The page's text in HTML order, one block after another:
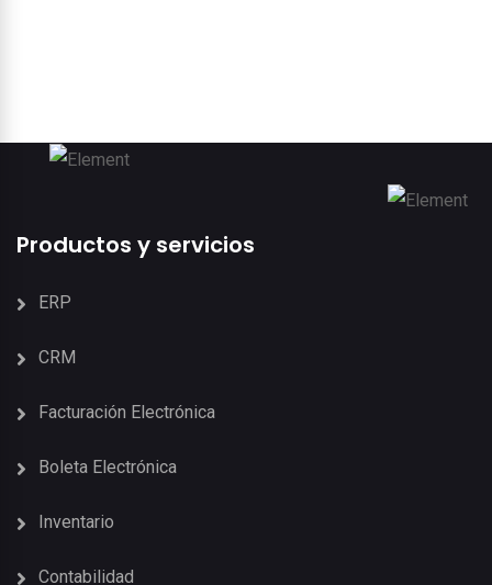
Productos y servicios
ERP
CRM
Facturación Electrónica
Boleta Electrónica
Inventario
Contabilidad